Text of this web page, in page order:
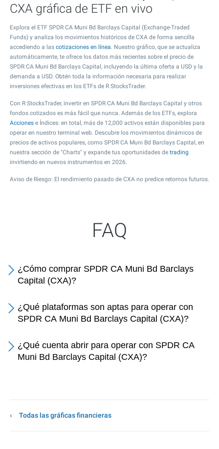
CXA gráfica de ETF en vivo
Explora el ETF SPDR CA Muni Bd Barclays Capital (Exchange-Traded
Funds) y analiza los movimientos históricos de CXA de forma sencilla
accediendo a las cotizaciones en línea. Nuestro gráfico, que se actualiza
automáticamente, te ofrece los datos más recientes sobre el precio de
SPDR CA Muni Bd Barclays Capital, incluyendo la última oferta a USD y la
demanda a USD. Obtén toda la información necesaria para realizar
inversiones efectivas en los ETFs de R StocksTrader.
Con R StocksTrader, invertir en SPDR CA Muni Bd Barclays Capital y otros
fondos cotizados es más fácil que nunca. Además de los ETFs, explora
Acciones e Índices: en total, más de 12,000 activos están disponibles para
operar en nuestro terminal web. Descubre los movimientos dinámicos de
precios de activos populares, como SPDR CA Muni Bd Barclays Capital, en
nuestra sección de "Charts" y expande tus oportunidades de trading
invirtiendo en nuevos instrumentos en 2026.
Aviso de Riesgo: El rendimiento pasado de CXA no predice retornos futuros.
FAQ
¿Cómo comprar SPDR CA Muni Bd Barclays
Capital (CXA)?
¿Qué plataformas son aptas para operar con
SPDR CA Muni Bd Barclays Capital (CXA)?
¿Qué cuenta abrir para operar con SPDR CA
Muni Bd Barclays Capital (CXA)?
Todas las gráficas financieras